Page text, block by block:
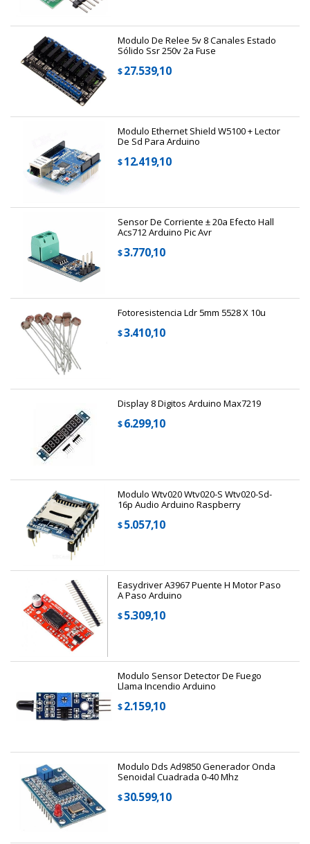
Modulo De Relee 5v 8 Canales Estado
Sólido Ssr 250v 2a Fuse
$27.539,10
Modulo Ethernet Shield W5100 + Lector
De Sd Para Arduino
$12.419,10
Sensor De Corriente ± 20a Efecto Hall
Acs712 Arduino Pic Avr
$3.770,10
Fotoresistencia Ldr 5mm 5528 X 10u
$3.410,10
Display 8 Digitos Arduino Max7219
$6.299,10
Modulo Wtv020 Wtv020-S Wtv020-Sd-
16p Audio Arduino Raspberry
$5.057,10
Easydriver A3967 Puente H Motor Paso
A Paso Arduino
$5.309,10
Modulo Sensor Detector De Fuego
Llama Incendio Arduino
$2.159,10
Modulo Dds Ad9850 Generador Onda
Senoidal Cuadrada 0-40 Mhz
$30.599,10